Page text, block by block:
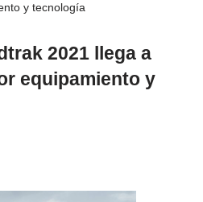
y tecnología
2021 llega a
equipamiento y